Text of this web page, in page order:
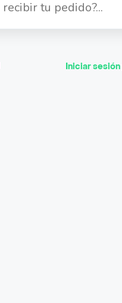
Iniciar sesión